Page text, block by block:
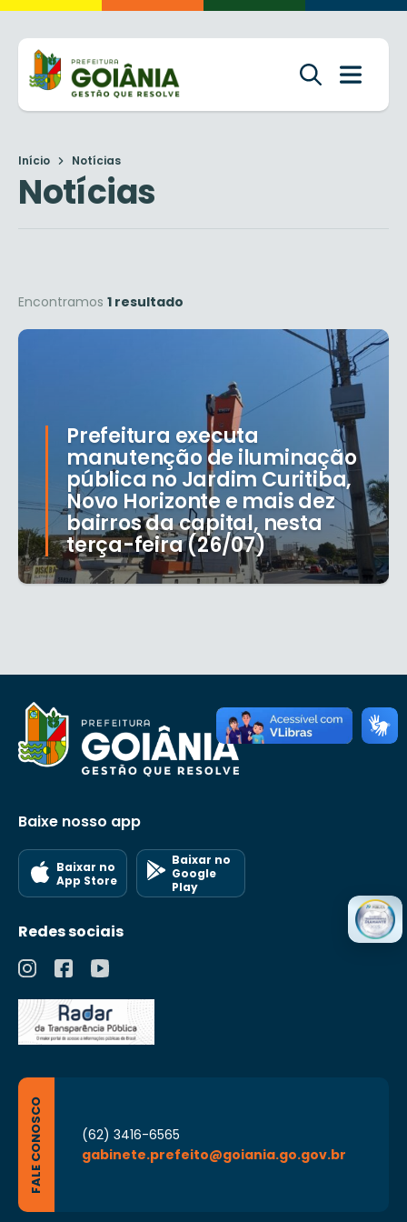
Início Notícias
Notícias
Encontramos 1 resultado
Prefeitura executa
manutenção de iluminação
pública no Jardim Curitiba,
Novo Horizonte e mais dez
bairros da capital, nesta
terça-feira (26/07)
Baixe nosso app
Baixar no
App Store
Baixar no
Google
Play
Redes sociais
FALE CONOSCO
(62) 3416-6565
gabinete.prefeito@goiania.go.gov.br